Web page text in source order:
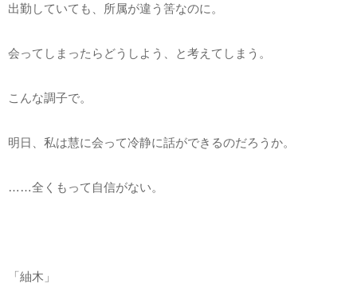
出勤していても、所属が違う筈なのに。
会ってしまったらどうしよう、と考えてしまう。
こんな調子で。
明日、私は慧に会って冷静に話ができるのだろうか。
……全くもって自信がない。
「紬木」